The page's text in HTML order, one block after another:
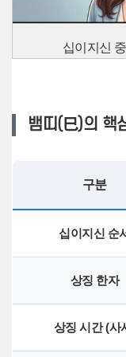
십이지신
뱀띠(巳)의 핵
구분
십이지신 순
상징 한자
상징 시간 (사